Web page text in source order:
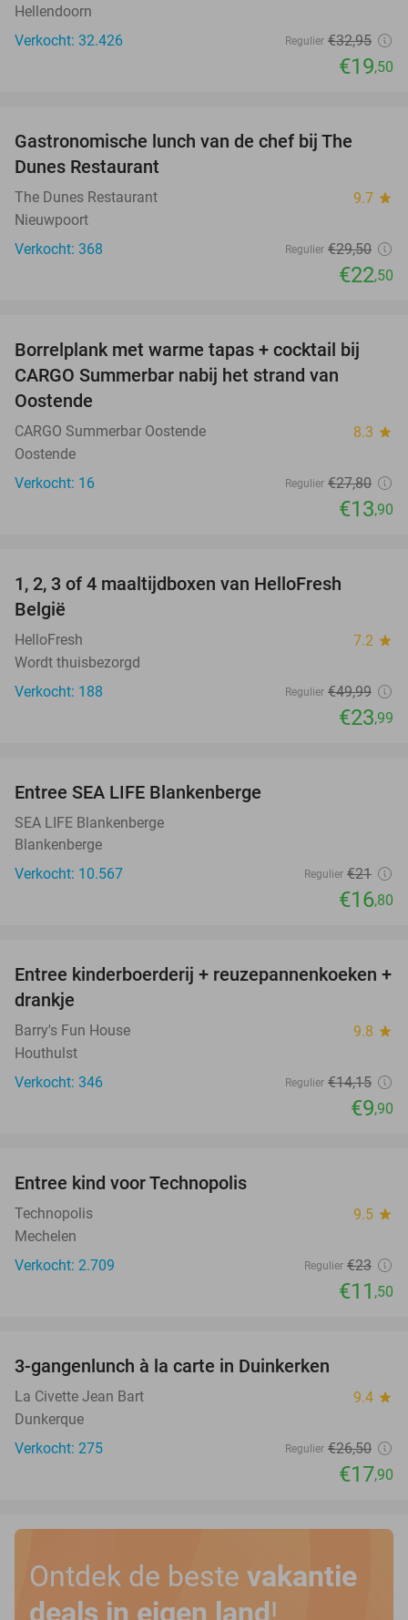
Hellendoorn
Verkocht: 32.426
Regulier €32,95
€19,50
Gastronomische lunch van de chef bij The
Dunes Restaurant
The Dunes Restaurant 9.7 star
Nieuwpoort
Verkocht: 368
Regulier €29,50
€22,50
50%
Borrelplank met warme tapas + cocktail bij
CARGO Summerbar nabij het strand van
Oostende
CARGO Summerbar Oostende 8.3 star
Oostende
Verkocht: 16
Regulier €27,80
€13,90
1, 2, 3 of 4 maaltijdboxen van HelloFresh
België
HelloFresh 7.2 star
Wordt thuisbezorgd
Verkocht: 188
Regulier €49,99
€23,99
Entree SEA LIFE Blankenberge
SEA LIFE Blankenberge
Blankenberge
Verkocht: 10.567
Regulier €21
€16,80
30%
Entree kinderboerderij + reuzepannenkoeken +
drankje
Barry's Fun House 9.8 star
Houthulst
Verkocht: 346
Regulier €14,15
€9,90
Entree kind voor Technopolis
Technopolis 9.5 star
Mechelen
Verkocht: 2.709
Regulier €23
€11 ,50
3-gangenlunch à la carte in Duinkerken
La Civette Jean Bart 9.4 star
Dunkerque
Verkocht: 275
Regulier €26,50
€17,90
Ontdek de beste vakantie
deals in eigen land !